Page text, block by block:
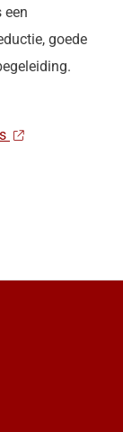
een
goede